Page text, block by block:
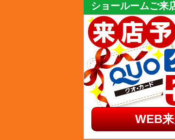
ショールームご来
WEB